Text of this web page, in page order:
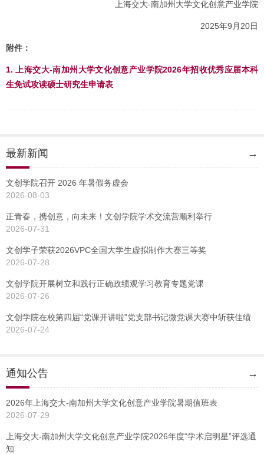
上海交大-南加州大学文化创意产业学院
2025年9月20日
附件：
1. 上海交大-南加州大学文化创意产业学院2026年招收优秀应届本科
生免试攻读硕士研究生申请表
最新新闻 →
文创学院召开 2026 年暑假务虚会
2026-08-03
正青春，携创意，向未来！文创学院学术交流营顺利举行
2026-07-31
文创学子荣获2026VPC全国大学生虚拟制作大赛三等奖
2026-07-28
文创学院开展树立和践行正确政绩观学习教育专题党课
2026-07-26
文创学院在校第四届“党课开讲啦”党支部书记微党课大赛中斩获佳绩
2026-07-24
通知公告 →
2026年上海交大-南加州大学文化创意产业学院暑期值班表
2026-07-29
上海交大-南加州大学文化创意产业学院2026年度“学术启明星”评选通
知